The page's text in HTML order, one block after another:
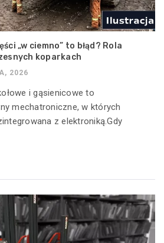
„w ciemno” to błąd? Rola
koparkach
2026
i gąsienicowe to
mechatroniczne, w których
z elektroniką.Gdy